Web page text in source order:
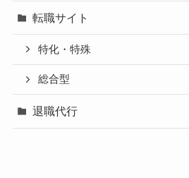
転職サイト
特化・特殊
総合型
退職代行